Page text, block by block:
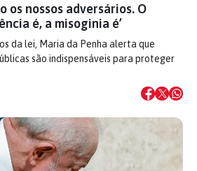
os nossos adversários. O
é, a misoginia é’
da lei, Maria da Penha alerta que
são indispensáveis para proteger